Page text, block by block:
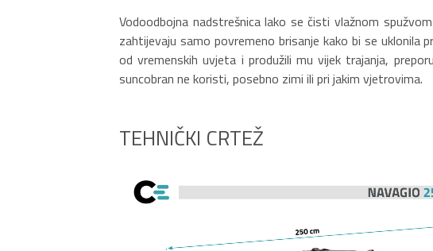
Vodoodbojna nadstrešnica lako se čisti vlažnom
zahtijevaju samo povremeno brisanje kako bi se uklonila
od vremenskih uvjeta i produžili mu vijek trajanja,
suncobran ne koristi, posebno zimi ili pri jakim vjetrovima.
TEHNIČKI CRTEŽ